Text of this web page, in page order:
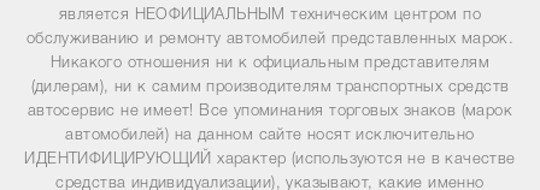
является НЕОФИЦИАЛЬНЫМ техническим центром по
обслуживанию и ремонту автомобилей представленных марок.
Никакого отношения ни к официальным представителям
(дилерам), ни к самим производителям транспортных средств
автосервис не имеет! Все упоминания торговых знаков (марок
автомобилей) на данном сайте носят исключительно
ИДЕНТИФИЦИРУЮЩИЙ характер (используются не в качестве
средства индивидуализации), указывают, какие именно